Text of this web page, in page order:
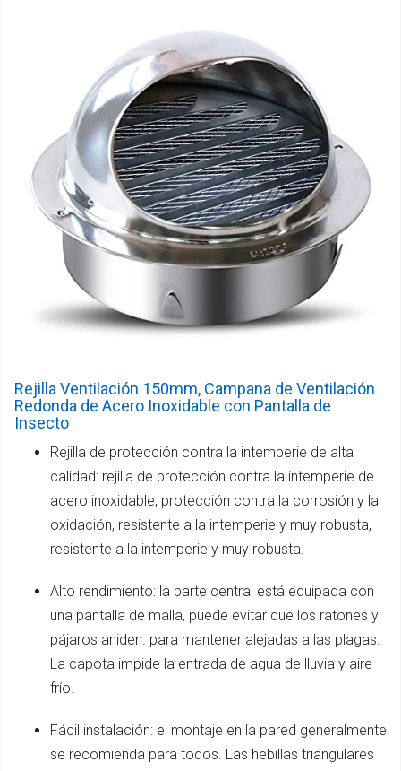
Rejilla Ventilación 150mm, Campana de Ventilación
Redonda de Acero Inoxidable con Pantalla de
Insecto
Rejilla de protección contra la intemperie de alta
calidad: rejilla de protección contra la intemperie de
acero inoxidable, protección contra la corrosión y la
oxidación, resistente a la intemperie y muy robusta,
resistente a la intemperie y muy robusta.
Alto rendimiento: la parte central está equipada con
una pantalla de malla, puede evitar que los ratones y
pájaros aniden. para mantener alejadas a las plagas.
La capota impide la entrada de agua de lluvia y aire
frío.
Fácil instalación: el montaje en la pared generalmente
se recomienda para todos. Las hebillas triangulares